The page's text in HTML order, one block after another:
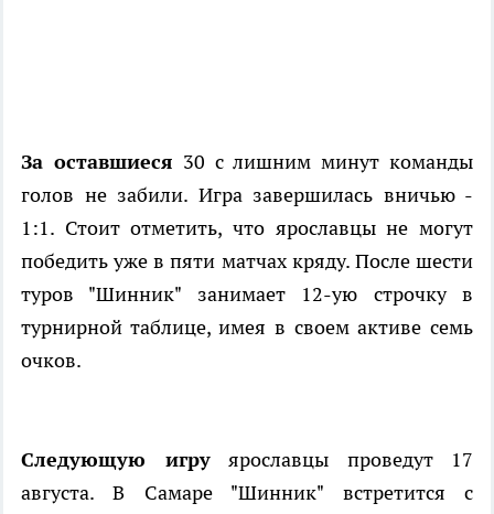
За оставшиеся 30 с лишним минут команды
голов не забили. Игра завершилась вничью -
1:1. Стоит отметить, что ярославцы не могут
победить уже в пяти матчах кряду. После шести
туров "Шинник" занимает 12-ую строчку в
турнирной таблице, имея в своем активе семь
очков.
Следующую игруярославцы проведут 17
августа. В Самаре "Шинник" встретится с